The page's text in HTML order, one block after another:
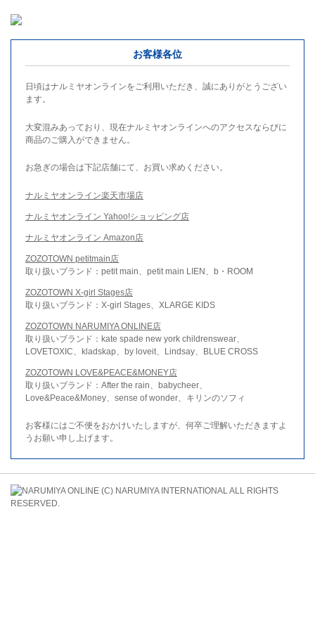
お客様各位
日頃はナルミヤオンラインをご利用いただき、誠にありがとうござい
ます。
大変混みあっており、現在ナルミヤオンラインへのアクセスならびに
商品のご購入ができません。
お急ぎの場合は下記店舗にて、お買い求めください。
ナルミヤオンライン楽天市場店
ナルミヤオンライン Yahoo!ショッピング店
ナルミヤオンライン Amazon店
ZOZOTOWN petitmain店
取り扱いブランド：petit main、petit main LIEN、b・ROOM
ZOZOTOWN X-girl Stages店
取り扱いブランド：X-girl Stages、XLARGE KIDS
ZOZOTOWN NARUMIYA ONLINE店
取り扱いブランド：kate spade new york childrenswear、
LOVETOXIC、kladskap、by loveit、Lindsay、BLUE CROSS
ZOZOTOWN LOVE&PEACE&MONEY店
取り扱いブランド：After the rain、babycheer、
Love&Peace&Money、sense of wonder、キリンのソフィ
お客様にはご不便をおかけいたしますが、何卒ご理解いただきますよ
うお願い申し上げます。